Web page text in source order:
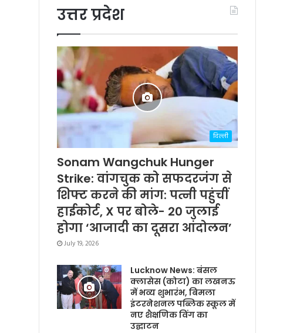
उत्तर प्रदेश
दिल्ली
Sonam Wangchuk Hunger
Strike: वांगचुक को सफदरजंग से
शिफ्ट करने की मांग: पत्नी पहुंचीं
हाईकोर्ट, X पर बोले- 20 जुलाई
होगा ‘आजादी का दूसरा आंदोलन’
July 19, 2026
Lucknow News: बंसल
क्लासेस (कोटा) का लखनऊ
में भव्य शुभारंभ, बिमला
इंटरनेशनल पब्लिक स्कूल में
नए शैक्षणिक विंग का
उद्घाटन